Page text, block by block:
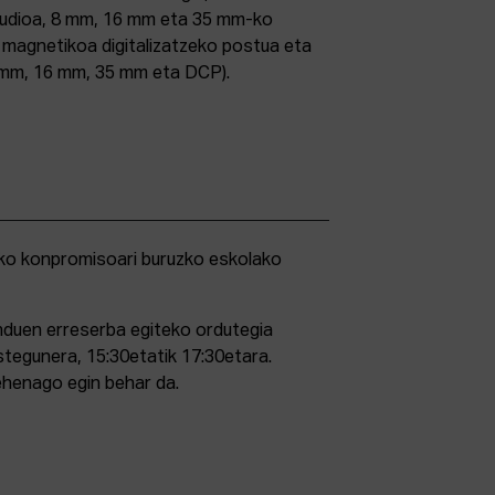
8 mm, 16 mm eta 35 mm-ko
digitalizatzeko postua eta
16 mm, 35 mm eta DCP).
erreserba egiteko ordutegia
15:30etatik 17:30etara.
egin behar da.